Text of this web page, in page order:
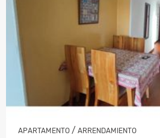
APARTAMENTO / ARRENDAMIENTO